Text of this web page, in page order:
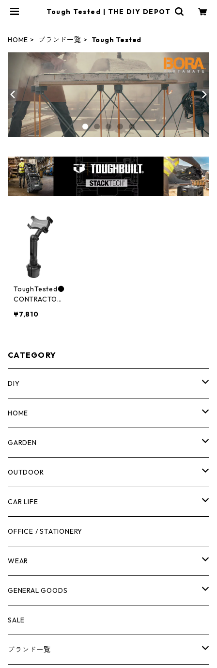
Tough Tested | THE DIY DEPOT
HOME ブランド一覧 Tough Tested
ToughTested●
CONTRACTOR
クホルダーマウ
¥7,810
CATEGORY
DIY
マーカー
計測機器
腰袋・ツールホルスター
工具箱
作業台
脚立
ケミカル
その他
HOME
5ガロンバケツ
キッチン
日用品
ボディケア
GARDEN
剪定ばさみ
ガーデンツール
ガーデンチェア
キャビネット・ツールハンガー
冬季用品
その他
OUTDOOR
スツール
バンジーバンド
ストレージボックス
クーラーボックス
ナイフ
CAR LIFE
メンテナンスグッズ
車内グッズ
車外グッズ
芳香剤
OFFICE / STATIONERY
WEAR
トップス
ボトムス
アンダーウェア
GENERAL GOODS
ウォレット
エアーフレッシュナー
SALE
ブランド一覧